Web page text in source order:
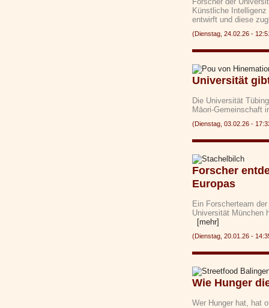
Künstliche
entwirft und diese
(Dienstag, 24.02.26 -
Universität
Die Universität
Māori-
(Dienstag, 03.02.26 -
Forscher
Europas
Ein Forscherteam
Universität München
[mehr]
(Dienstag, 20.01.26 -
Wie Hunger
Wer Hunger hat, hat